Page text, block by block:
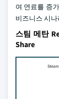
여 연료를 증
비즈니스 시
스팀 메탄
Share